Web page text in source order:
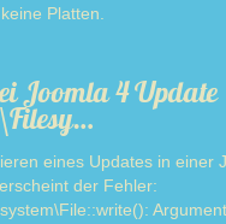
Platten.
Joomla 4 Update
eines Updates in einer
der Fehler: